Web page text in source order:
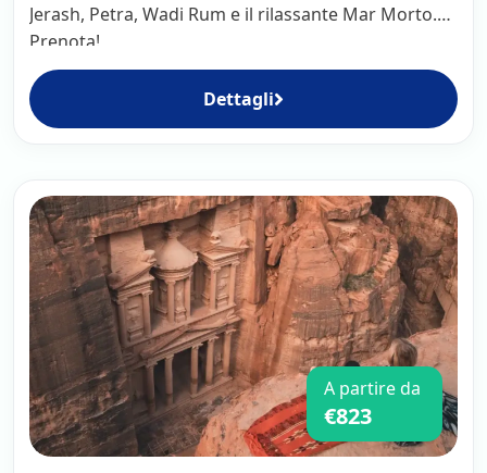
Jerash, Petra, Wadi Rum e il rilassante Mar Morto.
Prenota!
Dettagli
A partire da
€823